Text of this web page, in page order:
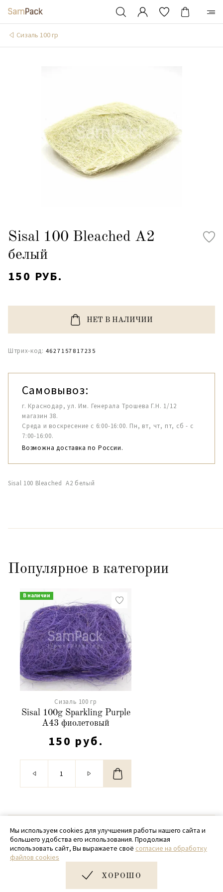
Сизаль 100 гр
Sisal 100 Bleached A2
белый
150 РУБ.
НЕТ В НАЛИЧИИ
Штрих-код: 4627157817235
Самовывоз:
г. Краснодар, ул. Им. Генерала Трошева Г.Н. 1/12
магазин 38.
Среда и воскресение с 6:00-16:00. Пн, вт, чт, пт, сб - с
7:00-16:00.
Возможна доставка по России.
Sisal 100 Bleached A2 белый
Популярное в категории
В наличии
Сизаль 100 гр
Sisal 100g Sparkling Purple
A43 фиолетовый
150 руб.
© 2020 - 2026 SamPack
+ 7 (918) 699-97-87
zakaz@sampack.store
Дизайн и разработка сайта
Мы используем cookies для улучшения работы нашего сайта и
большего удобства его использования. Продолжая
использовать сайт, Вы выражаете своё согласие на обработку
файлов cookies
ХОРОШО